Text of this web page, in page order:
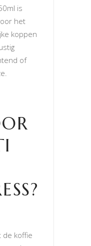
is
het
koppen
of
de koffie